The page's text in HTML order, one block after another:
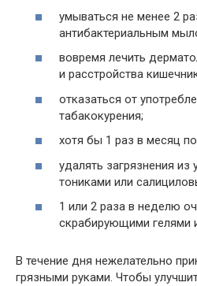
умываться не менее 2
антибактериальным
вовремя лечить
и расстройства
отказаться от
табакокурения;
хотя бы 1 раз в месяц
удалять загрязнения
тониками или
1 или 2 раза в неделю
скрабирующими гелями
В течение дня нежелательно
грязными руками. Чтобы